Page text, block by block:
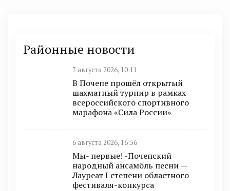
Районные новости
7 августа 2026, 10:11
В Почепе прошёл открытый
шахматный турнир в рамках
всероссийского спортивного
марафона «Сила России»
6 августа 2026, 16:56
Мы- первые! -Почепский
народный ансамбль песни —
Лауреат I степени областного
фестиваля-конкурса